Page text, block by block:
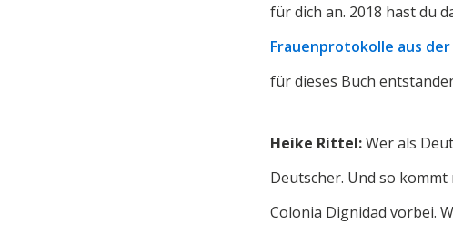
für dich an. 2018 hast du
Frauenprotokolle aus der
für dieses Buch
Heike Rittel:Wer als
Deutscher. Und so
Colonia Dignidad vorbei.